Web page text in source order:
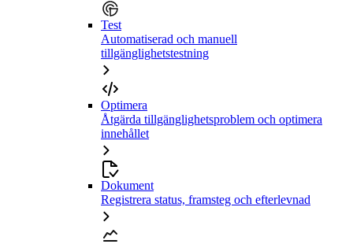
Test
Automatiserad och manuell
tillgänglighetstestning
Optimera
Åtgärda tillgänglighetsproblem och optimera
innehållet
Dokument
Registrera status, framsteg och efterlevnad